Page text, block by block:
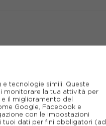
tecnologie simili. Queste
monitorare la tua attività per
il miglioramento del
Google, Facebook e
con le impostazioni
tuoi dati per fini obbligatori (ad